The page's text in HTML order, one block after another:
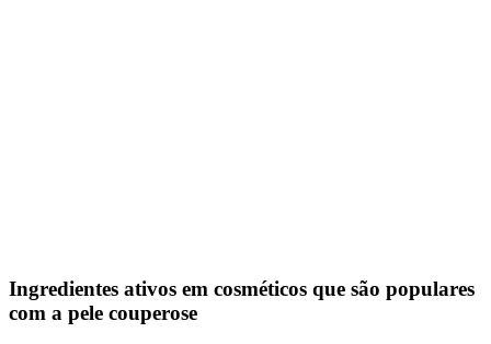
Ingredientes ativos em cosméticos que são populares
com a pele couperose